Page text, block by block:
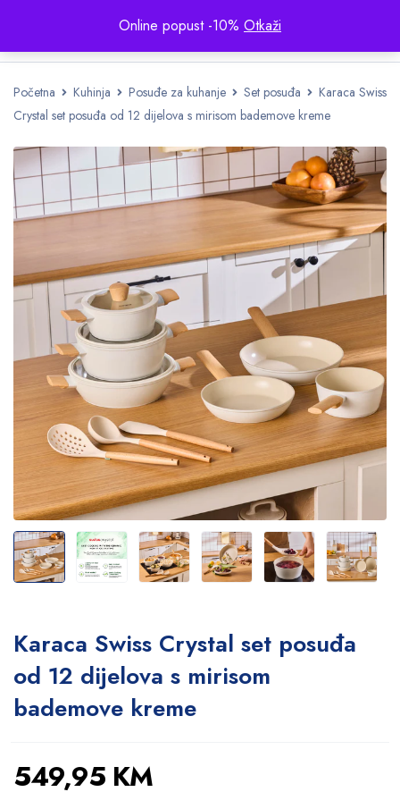
Online popust -10% Otkaži
Početna Kuhinja Posuđe za kuhanje Set posuđa
Karaca Swiss
Crystal set posuđa od 12 dijelova s ​​mirisom bademove kreme
Karaca Swiss Crystal set posuđa
od 12 dijelova s ​​mirisom
bademove kreme
549,95 KM